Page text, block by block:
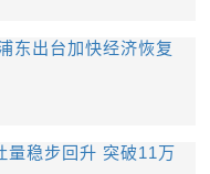
东出台加快经济恢复
量稳步回升 突破11万